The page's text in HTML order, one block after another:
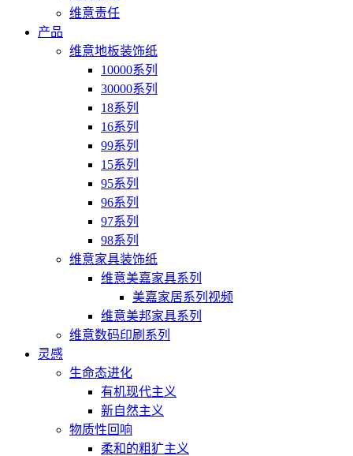
维意责任
产品
维意地板装饰纸
10000系列
30000系列
18系列
16系列
99系列
15系列
95系列
96系列
97系列
98系列
维意家具装饰纸
维意美嘉家具系列
美嘉家居系列视频
维意美邦家具系列
维意数码印刷系列
灵感
生命态进化
有机现代主义
新自然主义
物质性回响
柔和的粗犷主义